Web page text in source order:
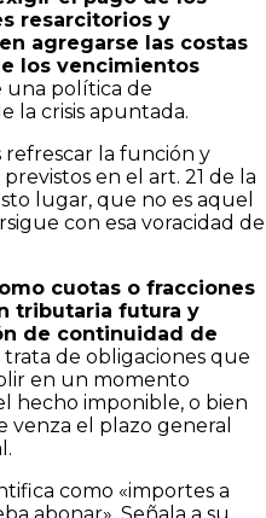
resarcitorios y
agregarse las costas
los vencimientos
una política de
la crisis apuntada.
refrescar la función y
en el art. 21 de la
lugar, que no es aquel
con esa voracidad de
cuotas o fracciones
tributaria futura y
de continuidad de
trata de obligaciones que
en un momento
hecho imponible, o bien
venza el plazo general
como «importes a